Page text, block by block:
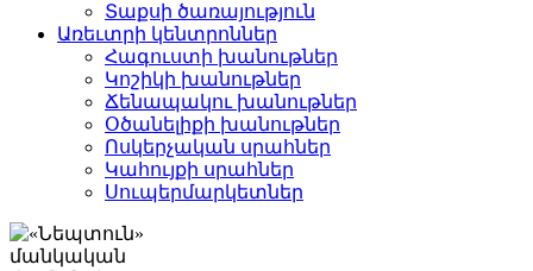
Տաքսի ծառայություն­
Առեւտրի կենտրոններ
Հագուստի խանութներ
Կոշիկի խանութներ­
Ճենապակու խանութներ­
Օծանելիքի խանութներ­
Ոսկերչական սրահներ­
Կահույքի սրահներ­
Սուպերմարկետներ­